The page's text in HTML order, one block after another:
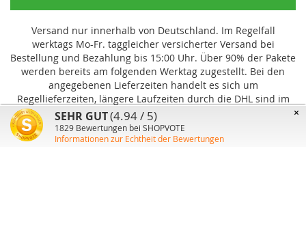
Versand nur innerhalb von Deutschland. Im Regelfall
werktags Mo-Fr. taggleicher versicherter Versand bei
Bestellung und Bezahlung bis 15:00 Uhr. Über 90% der Pakete
werden bereits am folgenden Werktag zugestellt. Bei den
angegebenen Lieferzeiten handelt es sich um
Regellieferzeiten, längere Laufzeiten durch die DHL sind im
Einzelfall möglich und können von uns nicht beeinflusst
werden.
×
SEHR GUT(4.94 / 5)
1829 Bewertungen bei SHOPVOTE
Informationen zur Echtheit der Bewertungen